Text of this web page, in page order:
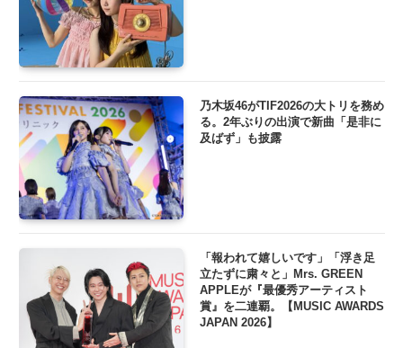
乃木坂46がTIF2026の大トリを務め
る。2年ぶりの出演で新曲「是非に
及ばず」も披露
「報われて嬉しいです」「浮き足
立たずに粛々と」Mrs. GREEN
APPLEが『最優秀アーティスト
賞』を二連覇。【MUSIC AWARDS
JAPAN 2026】